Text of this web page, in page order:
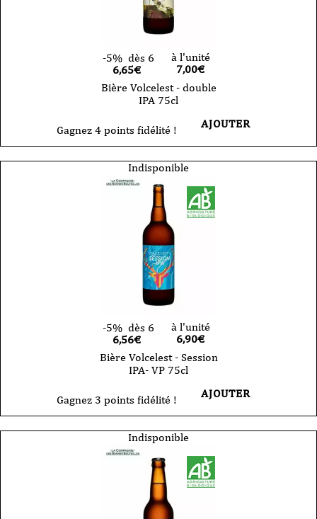
-5% dès 6
6,65€
à l'unité
7,00€
Bière Volcelest - double
IPA 75cl
Gagnez 4 points fidélité ! AJOUTER
Indisponible
-5% dès 6
6,56€
à l'unité
6,90€
Bière Volcelest - Session
IPA- VP 75cl
Gagnez 3 points fidélité ! AJOUTER
Indisponible